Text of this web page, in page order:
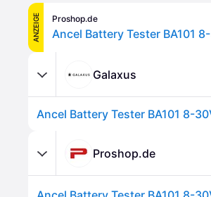
ANZEIGE Proshop.de
Ancel Battery Tester BA101
Galaxus
Ancel Battery Tester BA101 8-
Proshop.de